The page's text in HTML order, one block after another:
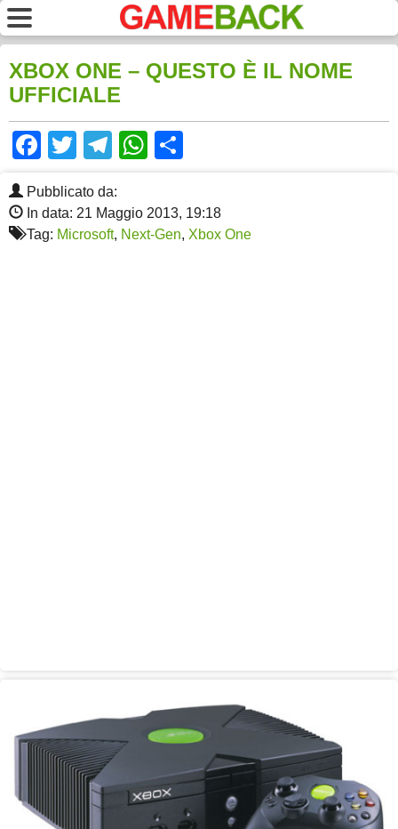
XBOX ONE – QUESTO È IL NOME
UFFICIALE
Facebook
TwitterTelegram
WhatsApp
Pubblicato da:
In data: 21 Maggio 2013, 19:18
Tag: Microsoft, Next-Gen, Xbox One